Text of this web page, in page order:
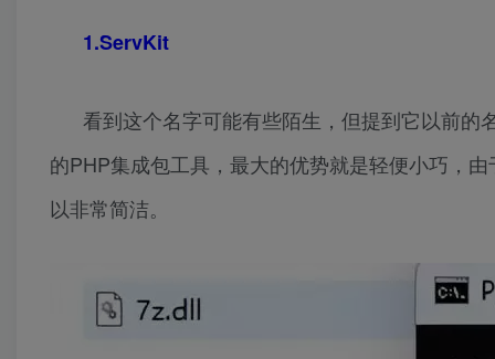
1.ServKit
看到这个名字可能有些陌生，但提到它以前
的PHP集成包工具，最大的优势就是轻便小巧，
以非常简洁。